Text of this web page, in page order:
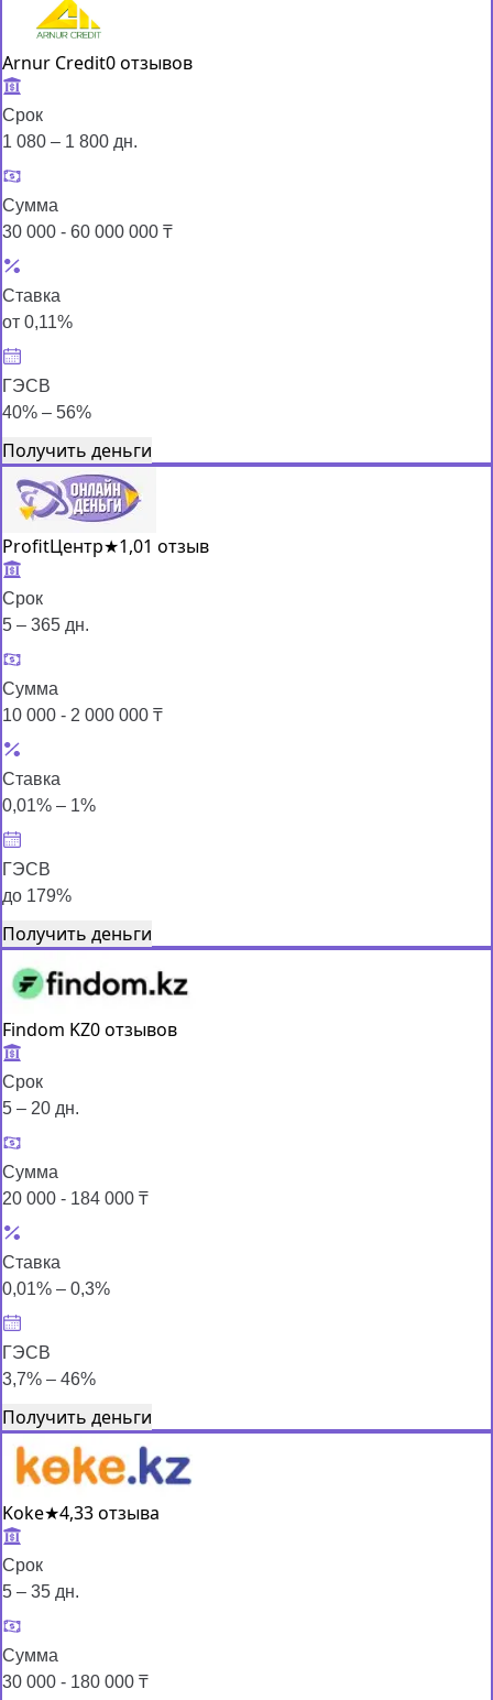
Arnur Credit0 отзывов
Срок
1 080 – 1 800 дн.
Сумма
30 000 - 60 000 000 ₸
Ставка
от 0,11%
ГЭСВ
40% – 56%
Получить деньги
ProfitЦентр★1,01 отзыв
Срок
5 – 365 дн.
Сумма
10 000 - 2 000 000 ₸
Ставка
0,01% – 1%
ГЭСВ
до 179%
Получить деньги
Findom KZ0 отзывов
Срок
5 – 20 дн.
Сумма
20 000 - 184 000 ₸
Ставка
0,01% – 0,3%
ГЭСВ
3,7% – 46%
Получить деньги
Koke★4,33 отзыва
Срок
5 – 35 дн.
Сумма
30 000 - 180 000 ₸